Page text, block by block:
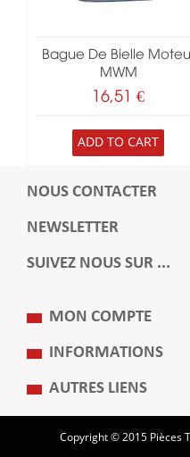
Bague De Bielle
MWM
16,51 €
ADD TO CART
NOUS CONTACTER
NEWSLETTER
SUIVEZ NOUS SUR ...
MON COMPTE
INFORMATIONS
AUTRES LIENS
Copyright © 2015 Pièces